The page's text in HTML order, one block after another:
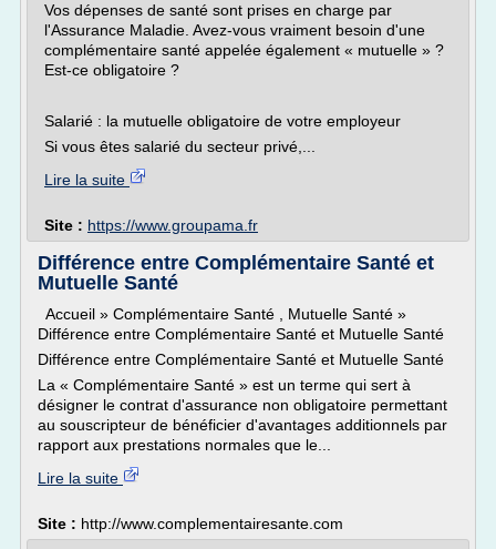
Vos dépenses de santé sont prises en charge par
l'Assurance Maladie. Avez-vous vraiment besoin d'une
complémentaire santé appelée également « mutuelle » ?
Est-ce obligatoire ?
Salarié : la mutuelle obligatoire de votre employeur
Si vous êtes salarié du secteur privé,...
Lire la suite
Site : https://www.groupama.fr
Différence entre Complémentaire Santé et
Mutuelle Santé
Accueil » Complémentaire Santé , Mutuelle Santé »
Différence entre Complémentaire Santé et Mutuelle Santé
Différence entre Complémentaire Santé et Mutuelle Santé
La « Complémentaire Santé » est un terme qui sert à
désigner le contrat d'assurance non obligatoire permettant
au souscripteur de bénéficier d'avantages additionnels par
rapport aux prestations normales que le...
Lire la suite
Site : http://www.complementairesante.com